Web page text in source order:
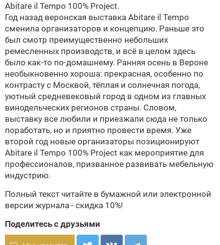
Abitare il Tempo 100% Project.
Год назад веронская выставка Abitare il Tempo
сменила организаторов и концепцию. Раньше это
был смотр преимущественно небольших
ремесленных производств, и всё в целом здесь
было как-то по-домашнему. Ранняя осень в Вероне
необыкновенно хороша: прекрасная, особенно по
контрасту с Москвой, тёплая и солнечная погода,
уютный средневековый город в одном из главных
винодельческих регионов страны. Словом,
выставку все любили и приезжали сюда не только
поработать, но и приятно провести время. Уже
второй год новые организаторы позиционируют
Abitare il Tempo 100% Project как мероприятие для
профессионалов, призванное развивать мебельную
индустрию.
Полный текст читайте в бумажной или электронной
версии журнала - скидка 10%!
Поделитесь с друзьями